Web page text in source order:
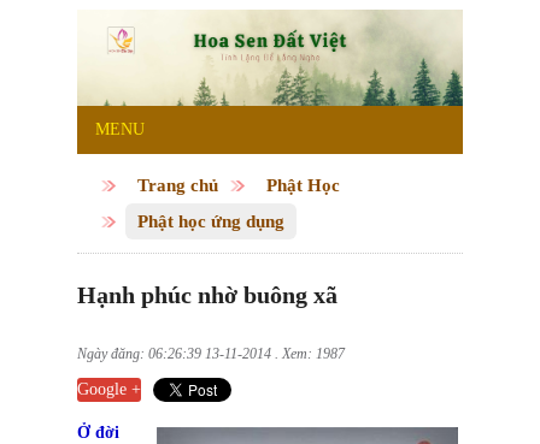
MENU
Trang chủ
Phật Học
Phật học ứng dụng
Hạnh phúc nhờ buông xã
Ngày đăng: 06:26:39 13-11-2014 . Xem: 1987
Google +
Ở đời